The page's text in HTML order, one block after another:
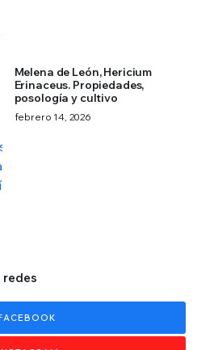
Melena de León, Hericium
Erinaceus. Propiedades,
posología y cultivo
febrero 14, 2026
redes